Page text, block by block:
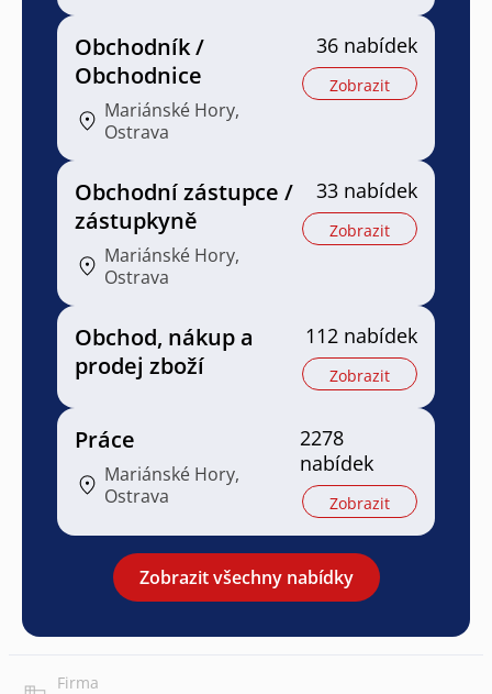
Obchodník /
Obchodnice
Mariánské Hory,
Ostrava
36 nabídek
Zobrazit
Obchodní zástupce /
zástupkyně
Mariánské Hory,
Ostrava
33 nabídek
Zobrazit
Obchod, nákup a
prodej zboží
112 nabídek
Zobrazit
Práce
Mariánské Hory,
Ostrava
2278
nabídek
Zobrazit
Zobrazit všechny nabídky
Firma